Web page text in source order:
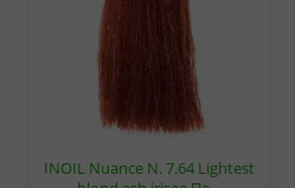
INOIL Nuance N. 7.64 Lightest